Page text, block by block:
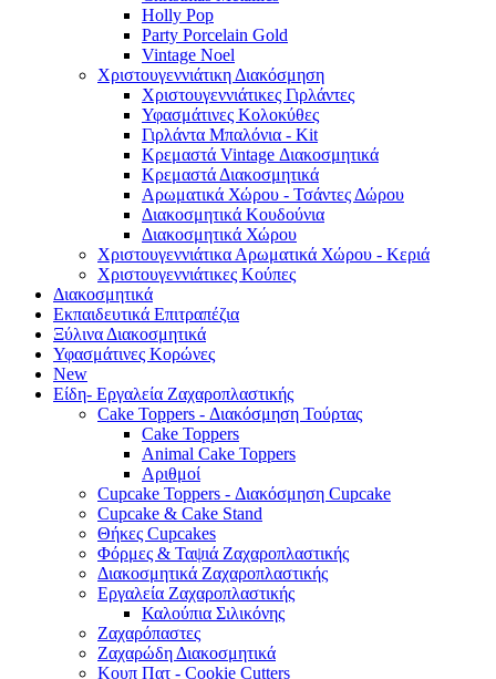
Holly Pop
Party Porcelain Gold
Vintage Noel
Χριστουγεννιάτικη Διακόσμηση
Χριστουγεννιάτικες Γιρλάντες
Υφασμάτινες Κολοκύθες
Γιρλάντα Μπαλόνια - Kit
Κρεμαστά Vintage Διακοσμητικά
Κρεμαστά Διακοσμητικά
Αρωματικά Χώρου - Τσάντες Δώρου
Διακοσμητικά Κουδούνια
Διακοσμητικά Χώρου
Χριστουγεννιάτικα Αρωματικά Χώρου - Κεριά
Χριστουγεννιάτικες Κούπες
Διακοσμητικά
Εκπαιδευτικά Επιτραπέζια
Ξύλινα Διακοσμητικά
Υφασμάτινες Κορώνες
New
Είδη- Εργαλεία Ζαχαροπλαστικής
Cake Toppers - Διακόσμηση Τούρτας
Cake Toppers
Animal Cake Toppers
Αριθμοί
Cupcake Toppers - Διακόσμηση Cupcake
Cupcake & Cake Stand
Θήκες Cupcakes
Φόρμες & Ταψιά Ζαχαροπλαστικής
Διακοσμητικά Ζαχαροπλαστικής
Εργαλεία Ζαχαροπλαστικής
Καλούπια Σιλικόνης
Ζαχαρόπαστες
Ζαχαρώδη Διακοσμητικά
Κουπ Πατ - Cookie Cutters